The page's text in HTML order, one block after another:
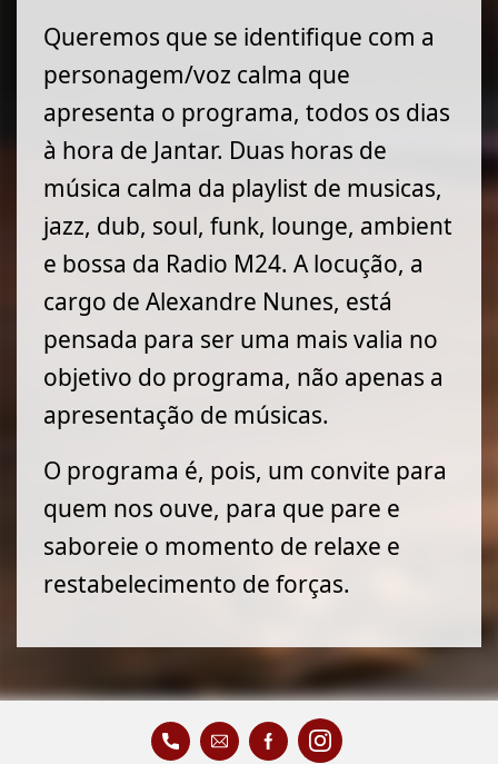
Queremos que se identifique com a
personagem/voz calma que
apresenta o programa, todos os dias
à hora de Jantar. Duas horas de
música calma da playlist de musicas,
jazz, dub, soul, funk, lounge, ambient
e bossa da Radio M24. A locução, a
cargo de Alexandre Nunes, está
pensada para ser uma mais valia no
objetivo do programa, não apenas a
apresentação de músicas.
O programa é, pois, um convite para
quem nos ouve, para que pare e
saboreie o momento de relaxe e
restabelecimento de forças.